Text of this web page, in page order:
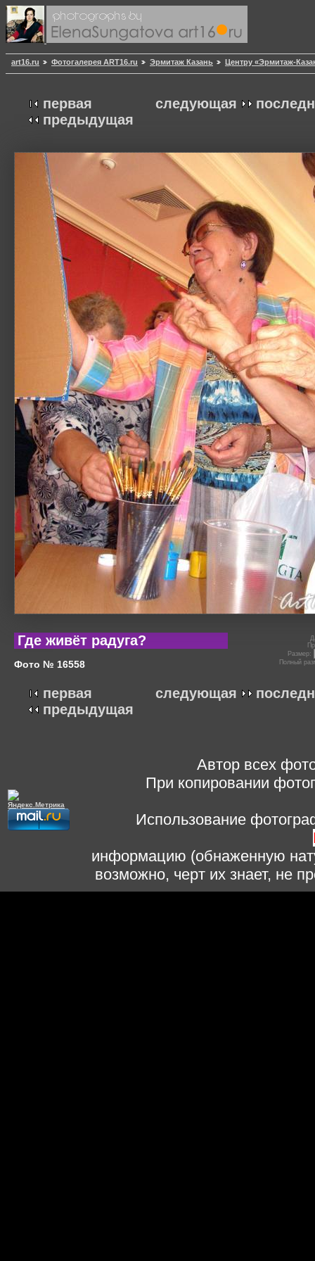
art16.ru Фотогалерея ART16.ru Эрмитаж Казань Центру «Эрмитаж-
следующая
первая
предыдущая
Где живёт радуга?
Фото № 16558
Размер:
Полный
следующая
первая
предыдущая
Автор всех
При копировании
Использование
информацию (обнаженную
возможно, черт их знает, не